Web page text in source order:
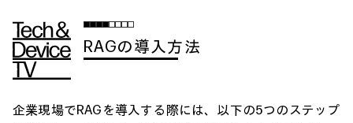
RAGの導入方法
企業現場でRAGを導入する際には、以下の5つのステップ